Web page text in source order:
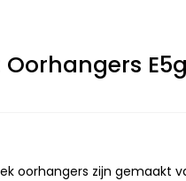
oorhangers zijn gemaakt